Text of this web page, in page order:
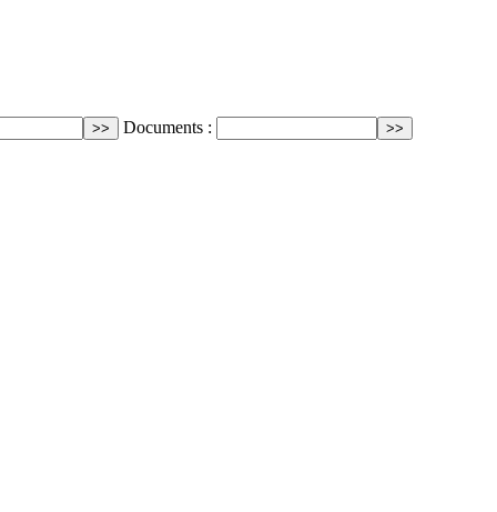
Documents :